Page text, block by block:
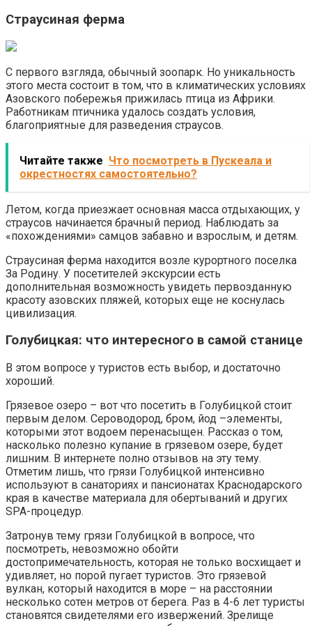
Страусиная ферма
С первого взгляда, обычный зоопарк. Но уникальность
этого места состоит в том, что в климатических условиях
Азовского побережья прижилась птица из Африки.
Работникам птичника удалось создать условия,
благоприятные для разведения страусов.
Читайте также Что посмотреть в Пускеала и
окрестностях самостоятельно?
Летом, когда приезжает основная масса отдыхающих, у
страусов начинается брачный период. Наблюдать за
«похождениями» самцов забавно и взрослым, и детям.
Страусиная ферма находится возле курортного поселка
За Родину. У посетителей экскурсии есть
дополнительная возможность увидеть первозданную
красоту азовских пляжей, которых еще не коснулась
цивилизация.
Голубицкая: что интересного в самой станице
В этом вопросе у туристов есть выбор, и достаточно
хороший.
Грязевое озеро – вот что посетить в Голубицкой стоит
первым делом. Сероводород, бром, йод –элементы,
которыми этот водоем перенасыщен. Рассказ о том,
насколько полезно купание в грязевом озере, будет
лишним. В интернете полно отзывов на эту тему.
Отметим лишь, что грязи Голубицкой интенсивно
используют в санаториях и пансионатах Краснодарского
края в качестве материала для обертываний и других
SPA-процедур.
Затронув тему грязи Голубицкой в вопросе, что
посмотреть, невозможно обойти
достопримечательность, которая не только восхищает и
удивляет, но порой пугает туристов. Это грязевой
вулкан, который находится в море – на расстоянии
несколько сотен метров от берега. Раз в 4-6 лет туристы
становятся свидетелями его извержений. Зрелище